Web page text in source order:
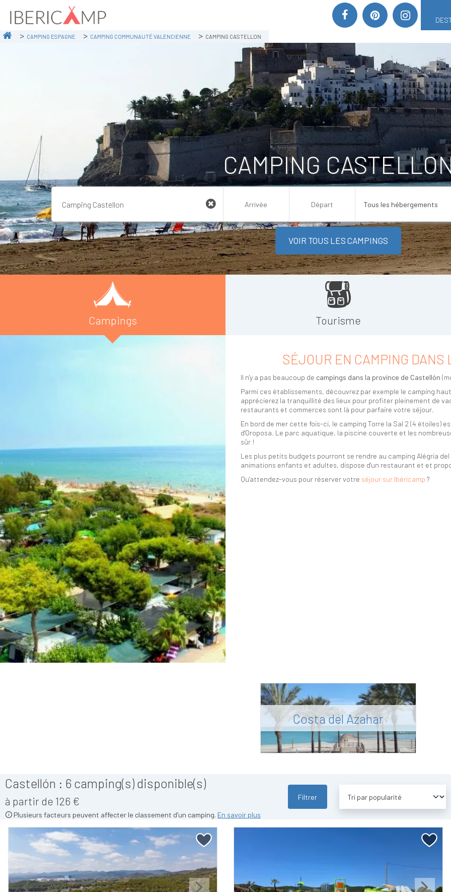
CAMPING ESPAGNE CAMPING COMMUNAUTÉ VALENCIENNE CAMPING CASTELLON
CAMPING
VOIR TOUS LES CAMPINGS
Campings Tourisme
SÉJOUR EN CAMPING
Il n'y a pas beaucoup de campings dans la province de Castellón
Parmi ces établissements, découvrez par exemple le camping
apprécierez la tranquillité des lieux pour profiter pleinement de
restaurants et commerces sont là pour parfaire votre séjour.
En bord de mer cette fois-ci, le camping Torre la Sal 2 (4 étoiles)
d'Oroposa. Le parc aquatique, la piscine couverte et les
sûr !
Les plus petits budgets pourront se rendre au camping Alégria
animations enfants et adultes, dispose d'un restaurant et et
Qu'attendez-vous pour réserver votre séjour sur Ibéricamp ?
Costa del Azahar
Castellón : 6 camping(s) disponible(s)
à partir de 126 €
Plusieurs facteurs peuvent affecter le classement d’un camping. En savoir plus
Filtrer